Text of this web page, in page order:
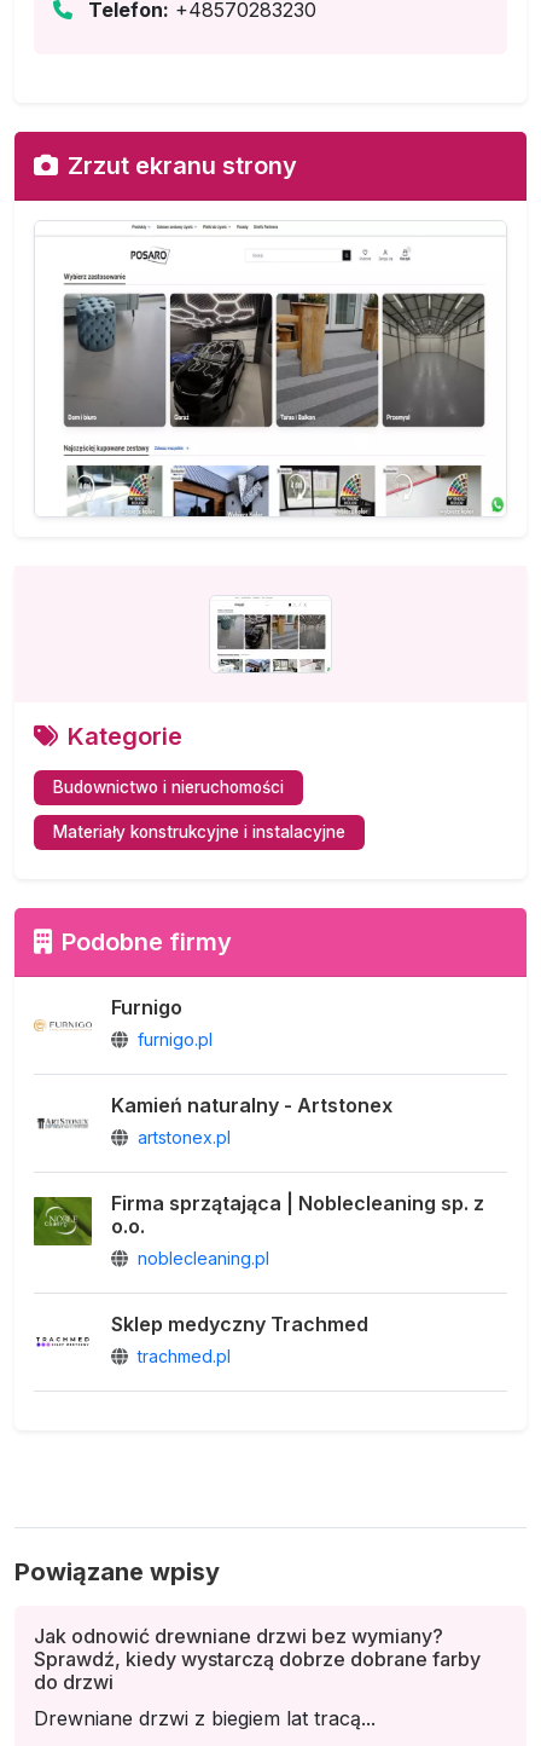
Telefon: +48570283230
Zrzut ekranu strony
Kategorie
Budownictwo i nieruchomości
Materiały konstrukcyjne i instalacyjne
Podobne firmy
Furnigo
furnigo.pl
Kamień naturalny - Artstonex
artstonex.pl
Firma sprzątająca | Noblecleaning sp. z
o.o.
noblecleaning.pl
Sklep medyczny Trachmed
trachmed.pl
Powiązane wpisy
Jak odnowić drewniane drzwi bez wymiany?
Sprawdź, kiedy wystarczą dobrze dobrane farby
do drzwi
Drewniane drzwi z biegiem lat tracą...